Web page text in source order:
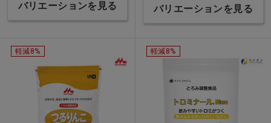
バリエーションを見る バリエーションを見る
軽減8% 軽減8%